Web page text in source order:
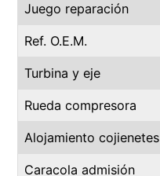
Juego reparación
Ref. O.E.M.
Turbina y eje
Rueda compresora
Alojamiento cojienetes
Caracola admisión